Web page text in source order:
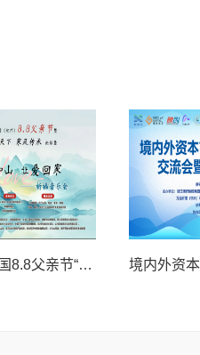
祝贺2025中国8.8父亲节“孝行天下家风传承”论坛暨祈福音乐会圆满成功